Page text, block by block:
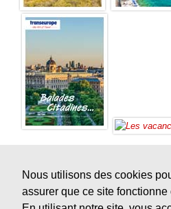
Nous utilisons des cookies
assurer que ce site fonctionne
Contact
Questions?
Conditions de voyage